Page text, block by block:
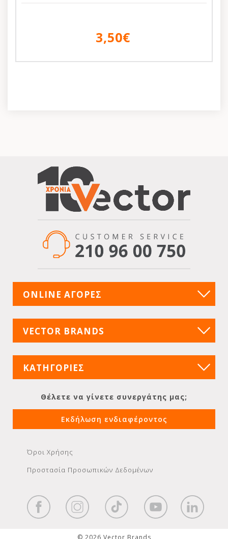
3,50€
ONLINE ΑΓΟΡΕΣ
VECTOR BRANDS
ΚΑΤΗΓΟΡΙΕΣ
Θέλετε να γίνετε συνεργάτης μας;
Εκδήλωση ενδιαφέροντος
Όροι Χρήσης
Προστασία Προσωπικών Δεδομένων
© 2026 Vector Brands